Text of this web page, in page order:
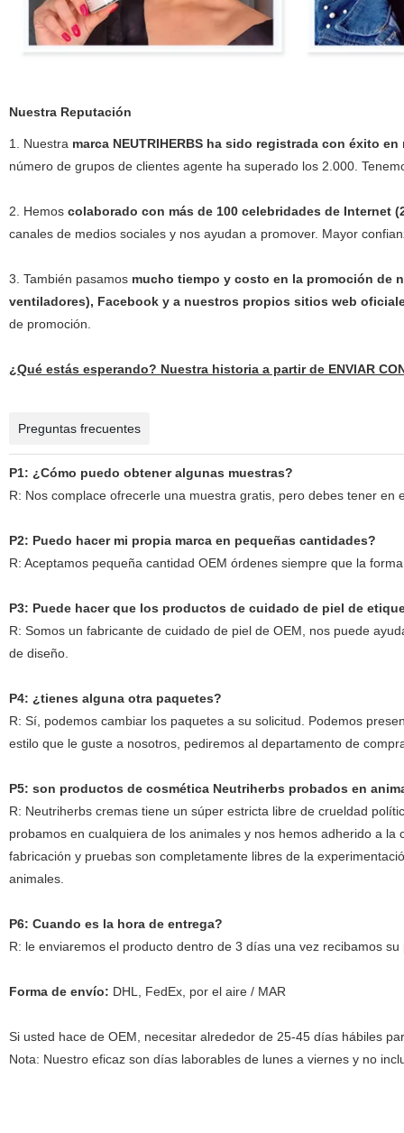
Nuestra Reputación
1. Nuestra marca NEUTRIHERBS ha sido registrada con éxito en
número de grupos de clientes agente ha superado los 2.000.
2. Hemoscolaborado con más de 100 celebridades de Internet
canales de medios sociales y nos ayudan a promover. Mayor
3. También pasamosmucho tiempo y costo en la promoción de
ventiladores), Facebook y a nuestros propios sitios web
de promoción.
¿Qué estás esperando? Nuestra historia a partir de ENVIAR
Preguntas frecuentes
P1: ¿Cómo puedo obtener algunas muestras?
R: Nos complace ofrecerle una muestra gratis, pero debes tener en
P2: Puedo hacer mi propia marca en pequeñas cantidades?
R: Aceptamos pequeña cantidad OEM órdenes siempre que la
P3: Puede hacer que los productos de cuidado de piel de
R: Somos un fabricante de cuidado de piel de OEM, nos puede
de diseño.
P4: ¿tienes alguna otra paquetes?
R: Sí, podemos cambiar los paquetes a su solicitud. Podemos
estilo que le guste a nosotros, pediremos al departamento de
P5: son productos de cosmética Neutriherbs probados en
R: Neutriherbs cremas tiene un súper estricta libre de crueldad
probamos en cualquiera de los animales y nos hemos adherido a
fabricación y pruebas son completamente libres de la
animales.
P6: Cuando es la hora de entrega?
R: le enviaremos el producto dentro de 3 días una vez recibamos
Forma de envío: DHL, FedEx, por el aire / MAR
Si usted hace de OEM, necesitar alrededor de 25-45 días hábiles
Nota: Nuestro eficaz son días laborables de lunes a viernes y no